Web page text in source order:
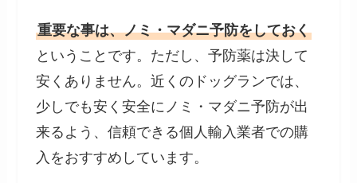
重要な事は、ノミ・マダニ予防をしておく
ということです。ただし、予防薬は決して
安くありません。近くのドッグランでは、
少しでも安く安全にノミ・マダニ予防が出
来るよう、信頼できる個人輸入業者での購
入をおすすめしています。